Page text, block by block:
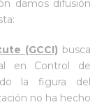
damos difusión
(GCCI) busca
en Control de
la figura del
no ha hecho